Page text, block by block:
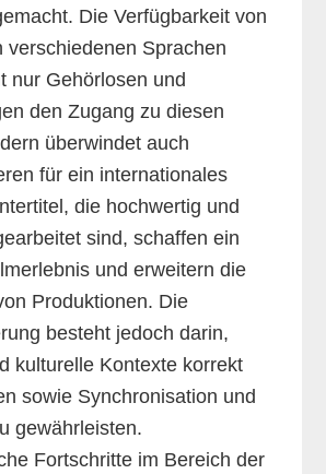
Die Verfügbarkeit von
verschiedenen Sprachen
nur Gehörlosen und
den Zugang zu diesen
überwindet auch
für ein internationales
die hochwertig und
sind, schaffen ein
und erweitern die
Produktionen. Die
besteht jedoch darin,
kulturelle Kontexte korrekt
sowie Synchronisation und
gewährleisten.
Fortschritte im Bereich der